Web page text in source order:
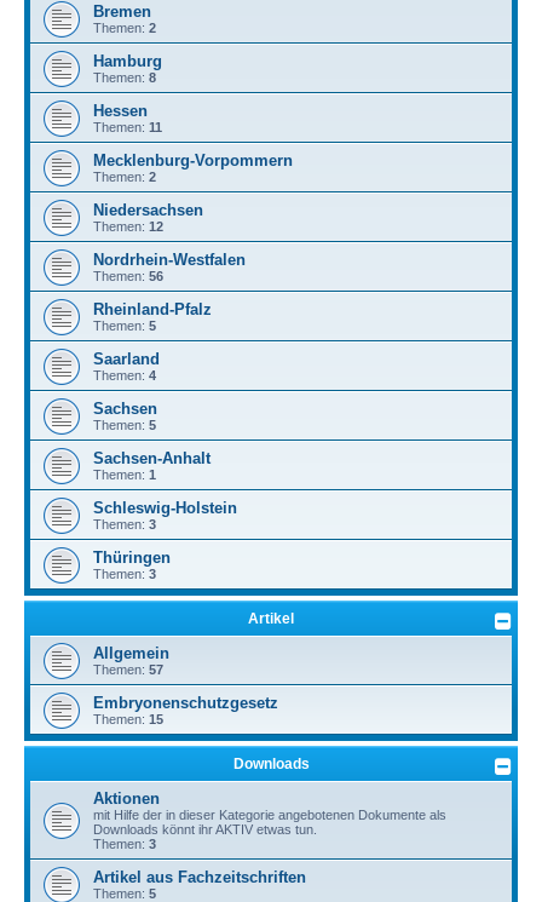
Bremen
Themen: 2
Hamburg
Themen: 8
Hessen
Themen: 11
Mecklenburg-Vorpommern
Themen: 2
Niedersachsen
Themen: 12
Nordrhein-Westfalen
Themen: 56
Rheinland-Pfalz
Themen: 5
Saarland
Themen: 4
Sachsen
Themen: 5
Sachsen-Anhalt
Themen: 1
Schleswig-Holstein
Themen: 3
Thüringen
Themen: 3
Artikel
Allgemein
Themen: 57
Embryonenschutzgesetz
Themen: 15
Downloads
Aktionen
mit Hilfe der in dieser Kategorie angebotenen Dokumente als
Downloads könnt ihr AKTIV etwas tun.
Themen: 3
Artikel aus Fachzeitschriften
Themen: 5